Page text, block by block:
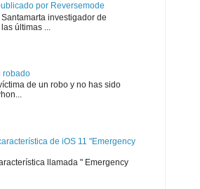
por Reversemode
investigador de
últimas ...
robado
de un robo y no has sido
de iOS 11 "Emergency
llamada " Emergency